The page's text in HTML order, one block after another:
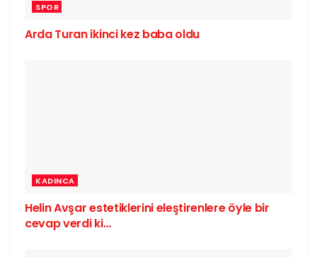
SPOR
Arda Turan ikinci kez baba oldu
KADINCA
Helin Avşar estetiklerini eleştirenlere öyle bir
cevap verdi ki…